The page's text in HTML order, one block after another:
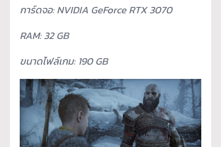
การ์ดจอ: NVIDIA GeForce RTX 3070
RAM: 32 GB
ขนาดไฟล์เกม: 190 GB